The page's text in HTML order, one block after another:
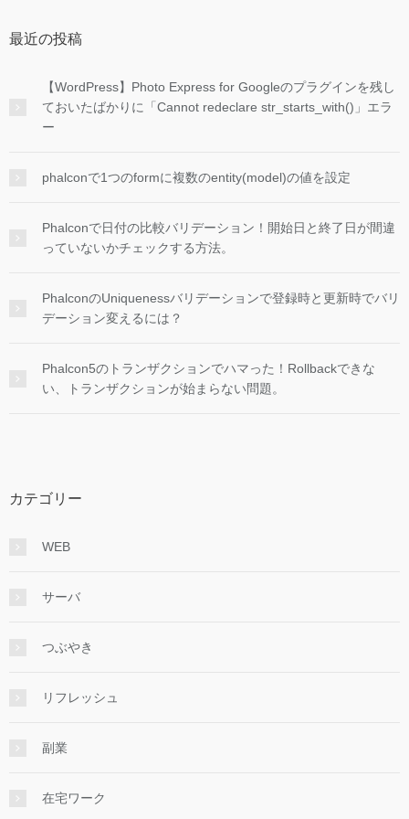
最近の投稿
【WordPress】Photo Express for Googleのプラグインを残し
ておいたばかりに「Cannot redeclare str_starts_with()」エラ
ー
phalconで1つのformに複数のentity(model)の値を設定
Phalconで日付の比較バリデーション！開始日と終了日が間違
っていないかチェックする方法。
PhalconのUniquenessバリデーションで登録時と更新時でバリ
デーション変えるには？
Phalcon5のトランザクションでハマった！Rollbackできな
い、トランザクションが始まらない問題。
カテゴリー
WEB
サーバ
つぶやき
リフレッシュ
副業
在宅ワーク